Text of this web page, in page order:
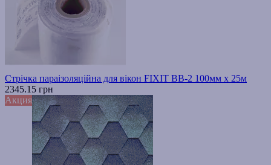
Стрічка параізоляційна для вікон FIXIT ВВ-2 100мм х 25м
2345.15 грн
Акция